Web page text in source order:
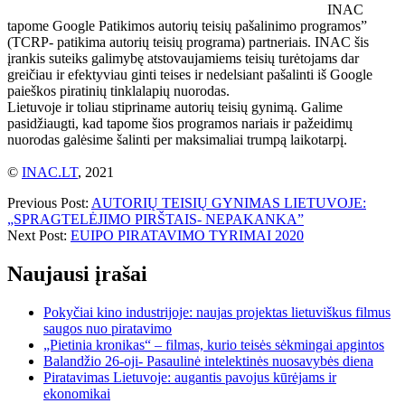
INAC
tapome Google Patikimos autorių teisių pašalinimo programos”
(TCRP- patikima autorių teisių programa) partneriais. INAC šis
įrankis suteiks galimybę atstovaujamiems teisių turėtojams dar
greičiau ir efektyviau ginti teises ir nedelsiant pašalinti iš Google
paieškos piratinių tinklalapių nuorodas.
Lietuvoje ir toliau stipriname autorių teisių gynimą. Galime
pasidžiaugti, kad tapome šios programos nariais ir pažeidimų
nuorodas galėsime šalinti per maksimaliai trumpą laikotarpį.
© INAC.LT, 2021
Previous Post: AUTORIŲ TEISIŲ GYNIMAS LIETUVOJE:
„SPRAGTELĖJIMO PIRŠTAIS- NEPAKANKA”
Next Post: EUIPO PIRATAVIMO TYRIMAI 2020
Naujausi įrašai
Pokyčiai kino industrijoje: naujas projektas lietuviškus filmus
saugos nuo piratavimo
„Pietinia kronikas“ – filmas, kurio teisės sėkmingai apgintos
Balandžio 26-oji- Pasaulinė intelektinės nuosavybės diena
Piratavimas Lietuvoje: augantis pavojus kūrėjams ir
ekonomikai